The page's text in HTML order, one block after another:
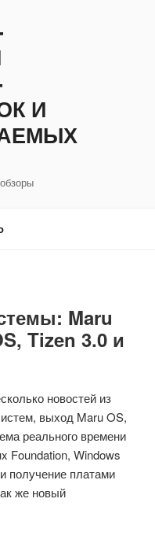
И
Maru
Tizen 3.0 и
новостей из
выход Maru OS,
реального времени
Foundation, Windows
получение платами
же новый